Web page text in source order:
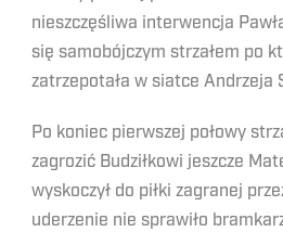
nieszczęśliwa interwencja
się samobójczym strzałem po
zatrzepotała w siatce Andrzeja
Po koniec pierwszej połowy
zagrozić Budziłkowi jeszcze
wyskoczył do piłki zagranej
uderzenie nie sprawiło